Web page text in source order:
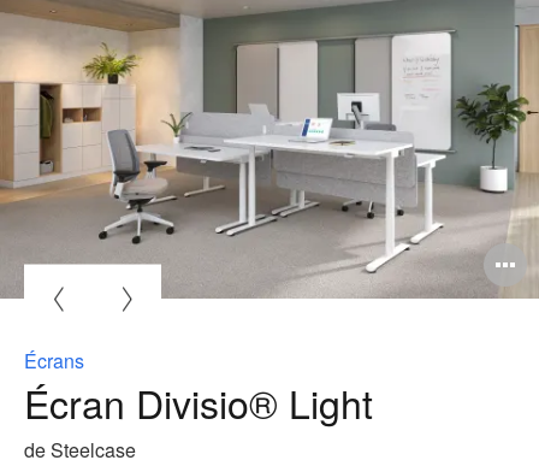
Écrans
Écran Divisio® Light
de Steelcase